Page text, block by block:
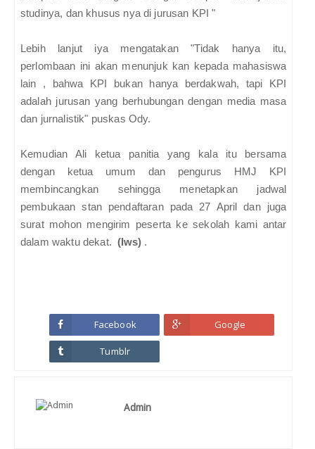
studinya, dan khusus nya di jurusan KPI "
Lebih lanjut iya mengatakan "Tidak hanya itu,
perlombaan ini akan menunjuk kan kepada mahasiswa
lain , bahwa KPI bukan hanya berdakwah, tapi KPI
adalah jurusan yang berhubungan dengan media masa
dan jurnalistik" puskas Ody.
Kemudian Ali ketua panitia yang kala itu bersama
dengan ketua umum dan pengurus HMJ KPI
membincangkan sehingga menetapkan jadwal
pembukaan stan pendaftaran pada 27 April dan juga
surat mohon mengirim peserta ke sekolah kami antar
dalam waktu dekat. (Iws) .
Facebook Google
Tumblr
Admin